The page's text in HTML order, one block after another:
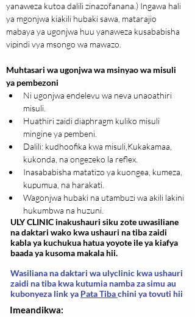
yanaweza kutoa dalili zinazofanana.) Ingawa hali
ya mgonjwa kiakili hubaki sawa, matarajio
mabaya ya ugonjwa huu yanaweza kusababisha
vipindi vya msongo wa mawazo.
Muhtasari wa ugonjwa wa msinyao wa misuli
ya pembezoni
Ni ugonjwa endelevu wa neva unaoathiri
misuli.
Huathiri zaidi diaphragm kuliko misuli
mingine ya pembeni.
Dalili: kudhoofika kwa misuli,Kukakamaa,
kukonda, na ongezeko la reflex.
Inasababisha matatizo ya kuongea, kumeza,
kupumua, na harakati.
Wagonjwa hubaki na utambuzi wa akili lakini
hukumbwa na huzuni.
ULY CLINIC inakushauri siku zote uwasiliane
na daktari wako kwa ushauri na tiba zaidi
kabla ya kuchukua hatua yoyote ile ya kiafya
baada ya kusoma makala hii.
Wasiliana na daktari wa ulyclinic kwa ushauri
zaidi na tiba kwa kutumia namba za simu au
kubonyeza link ya Pata Tibachini ya tovuti hii
Imeandikwa: